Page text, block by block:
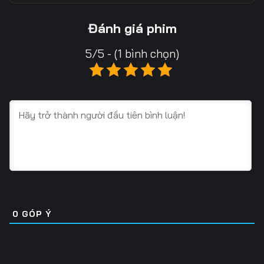
Tập 25
Tập 30 Tập 31
Tập 36 Tập 37 Tập 38
Tập 42 Tập 43 Tập 44
Đánh giá phim
5/5 - (1 bình chọn)
0 GÓP Ý